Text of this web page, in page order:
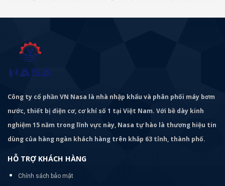
Công ty cổ phần VN Nasa là nhà nhập khẩu và phân phối máy bơm
nước, thiết bị điện cơ, cơ khí số 1 tại Việt Nam. Với bề dày kinh
nghiệm 15 năm trong lĩnh vực này, Nasa tự hào là thương hiệu tin
dùng của hàng ngàn khách hàng trên khắp 63 tỉnh, thành phố.
HỖ TRỢ KHÁCH HÀNG
Chính sách bảo mật